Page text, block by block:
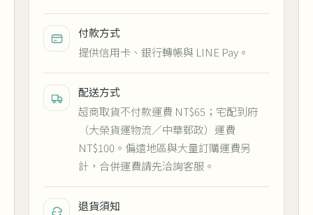
付款方式
提供信用卡、銀行轉帳與 LINE Pay。
配送方式
超商取貨不付款運費 NT$65；宅配到府
（大榮貨運物流／中華郵政）運費
NT$100。偏遠地區與大量訂購運費另
計，合併運費請先洽詢客服。
退貨須知